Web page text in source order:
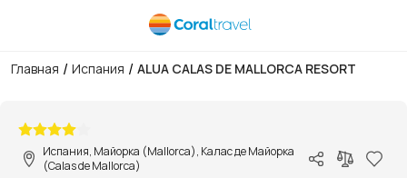
Главная / Испания / ALUA CALAS DE MALLORCA RESORT
Испания, Майорка (Mallorca), Калас де Майорка
(Calas de Mallorca)